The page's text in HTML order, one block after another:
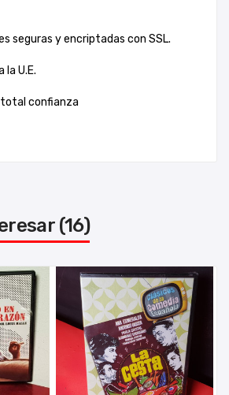
seguras y encriptadas con SSL.
la U.E.
confianza
(16)